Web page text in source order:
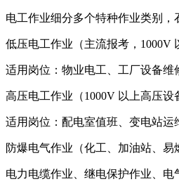
电工作业细分多个特种作业类别，
低压电工作业（主流报考，1000V
适用岗位：物业电工、工厂设备
高压电工作业（1000V 以上高压设
适用岗位：配电室值班、变电站
防爆电气作业（化工、加油站、易
电力电缆作业、继电保护作业、电